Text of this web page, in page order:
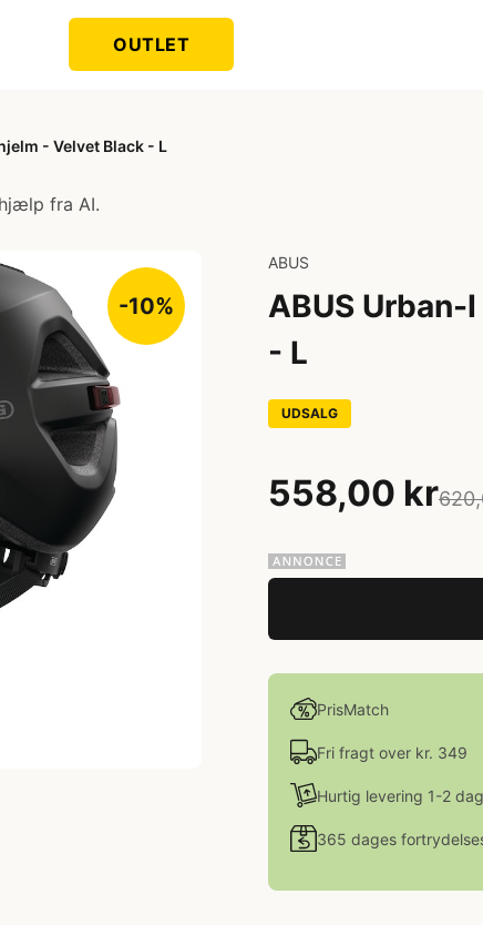
OUTLET
- Velvet Black - L
fra AI.
-10%
ABUS
ABUS
- L
UDSALG
558,00 kr
PrisMatch
Fri fragt over kr. 349
Hurtig levering 1-2
365 dages